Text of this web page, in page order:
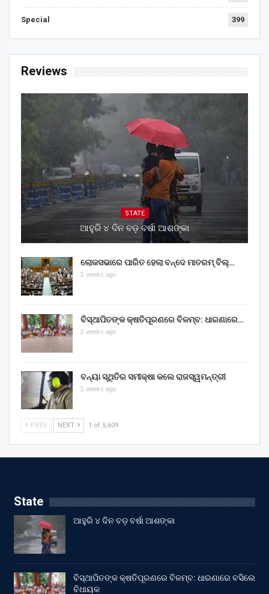
Special 399
Reviews
STATE
ଆହୁରି ୪ ଦିନ ବଡ଼ ବର୍ଷା ଆଶଙ୍କା
ଲୋକସଭାରେ ପାରିତ ହେଲା ବନ୍ଦେ ମାତରମ୍‌ ବିଲ୍‌…
2 weeks ago
ବିସ୍ଥାପିତଙ୍କ କ୍ଷତିପୂରଣରେ ବିଳମ୍ବ: ଧାରଣାରେ…
2 weeks ago
ବନ୍ୟା ସ୍ଥିତିର ସମୀକ୍ଷା କଲେ ରାଜସ୍ୱମନ୍ତ୍ରୀ
2 weeks ago
PREV NEXT 1 of 5,609
State
ଆହୁରି ୪ ଦିନ ବଡ଼ ବର୍ଷା ଆଶଙ୍କା
ବିସ୍ଥାପିତଙ୍କ କ୍ଷତିପୂରଣରେ ବିଳମ୍ବ: ଧାରଣାରେ ବସିଲେ
ବିଧାୟକ